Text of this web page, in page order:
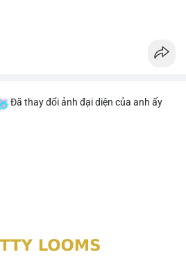
Đã thay đổi ảnh đại diện của anh ấy